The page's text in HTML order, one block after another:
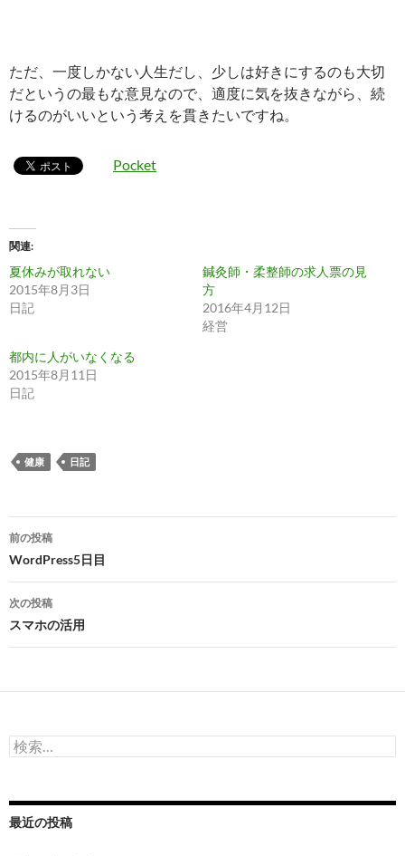
ただ、一度しかない人生だし、少しは好きにするのも大切
だというの最もな意見なので、適度に気を抜きながら、続
けるのがいいという考えを貫きたいですね。
Pocket
関連
夏休みが取れない
2015年8月3日
日記
鍼灸師・柔整師の求人票の見
方
2016年4月12日
経営
都内に人がいなくなる
2015年8月11日
日記
健康 日記
投
稿
ナ
ビ
ゲ
ー
ョ
前の投稿
WordPress5日目
次の投稿
スマホの活用
検
索:
最近の投稿